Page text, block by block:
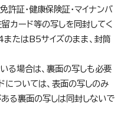
証・健康保険証・マイナンバ
留カード等の写しを同封してく
またはB5サイズのまま、封筒
る場合は、裏面の写しも必要
については、表面の写しのみ
る裏面の写しは同封しないで